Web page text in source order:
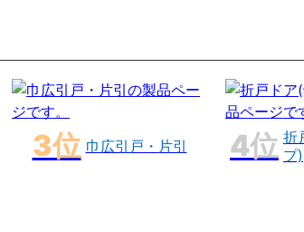
巾広引戸・片引
折
プ)